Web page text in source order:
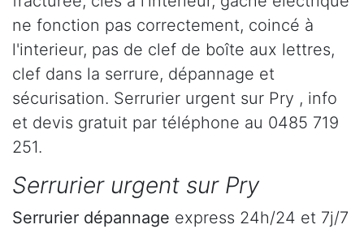
ne fonction pas correctement, coincé à
l'interieur, pas de clef de boîte aux lettres,
clef dans la serrure, dépannage et
sécurisation. Serrurier urgent sur Pry , info
et devis gratuit par téléphone au 0485 719
251.
Serrurier urgent sur Pry
Serrurier dépannage express 24h/24 et 7j/7